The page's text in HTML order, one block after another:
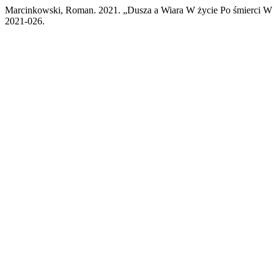
Marcinkowski, Roman. 2021. „Dusza a Wiara W życie Po śmierci
2021-026.